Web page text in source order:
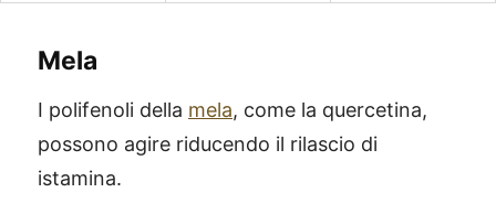
Mela
I polifenoli della mela, come la quercetina,
possono agire riducendo il rilascio di
istamina.